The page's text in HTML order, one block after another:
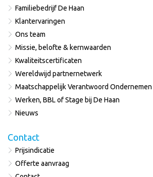
Familiebedrijf De Haan
Klantervaringen
Ons team
Missie, belofte & kernwaarden
Kwaliteitscertificaten
Wereldwijd partnernetwerk
Maatschappelijk Verantwoord Ondernemen
Werken, BBL of Stage bij De Haan
Nieuws
Contact
Prijsindicatie
Offerte aanvraag